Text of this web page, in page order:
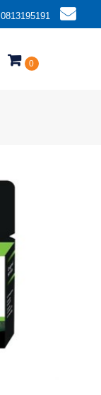
0813195191
0